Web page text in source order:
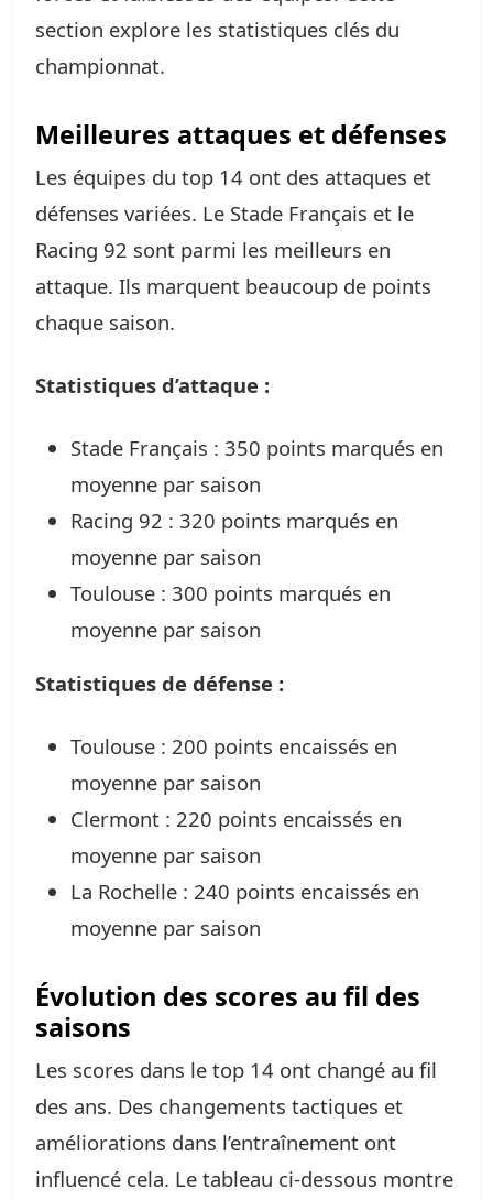
section explore les statistiques clés du
championnat.
Meilleures attaques et défenses
Les équipes du top 14 ont des attaques et
défenses variées. Le Stade Français et le
Racing 92 sont parmi les meilleurs en
attaque. Ils marquent beaucoup de points
chaque saison.
Statistiques d’attaque :
Stade Français : 350 points marqués en
moyenne par saison
Racing 92 : 320 points marqués en
moyenne par saison
Toulouse : 300 points marqués en
moyenne par saison
Statistiques de défense :
Toulouse : 200 points encaissés en
moyenne par saison
Clermont : 220 points encaissés en
moyenne par saison
La Rochelle : 240 points encaissés en
moyenne par saison
Évolution des scores au fil des
saisons
Les scores dans le top 14 ont changé au fil
des ans. Des changements tactiques et
améliorations dans l’entraînement ont
influencé cela. Le tableau ci-dessous montre